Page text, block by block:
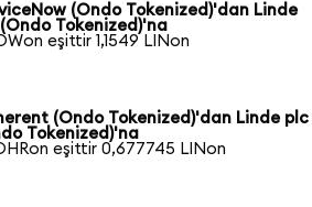
(Ondo Tokenized)'dan Linde
Tokenized)'na
eşittir 1,1549 LINon
(Ondo Tokenized)'dan Linde plc
Tokenized)'na
eşittir 0,677745 LINon